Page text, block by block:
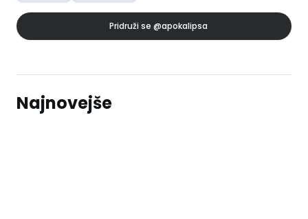
Pridruži se @apokalipsa
Najnovejše